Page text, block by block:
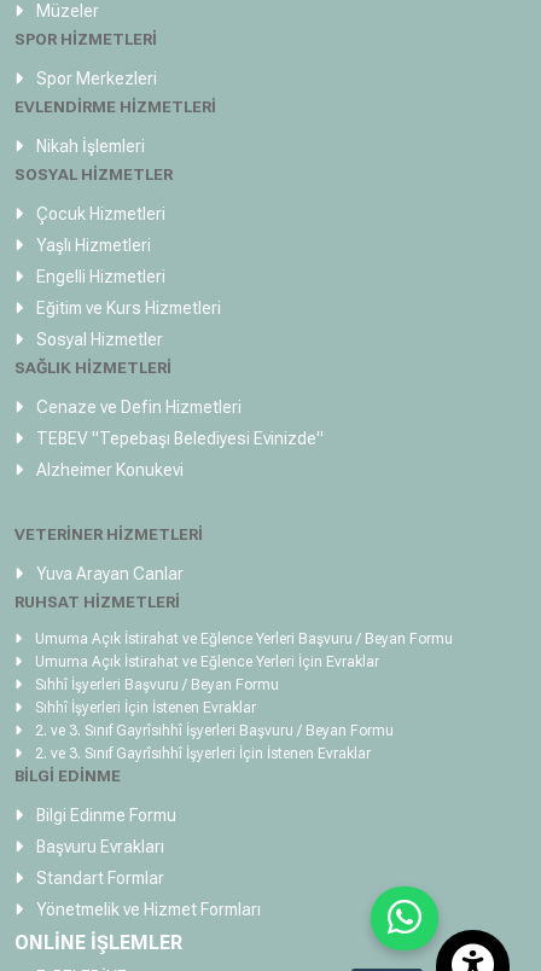
Müzeler
SPOR HİZMETLERİ
Spor Merkezleri
EVLENDİRME HİZMETLERİ
Nikah İşlemleri
SOSYAL HİZMETLER
Çocuk Hizmetleri
Yaşlı Hizmetleri
Engelli Hizmetleri
Eğitim ve Kurs Hizmetleri
Sosyal Hizmetler
SAĞLIK HİZMETLERİ
Cenaze ve Defin Hizmetleri
TEBEV "Tepebaşı Belediyesi Evinizde"
Alzheimer Konukevi
VETERİNER HİZMETLERİ
Yuva Arayan Canlar
RUHSAT HİZMETLERİ
Umuma Açık İstirahat ve Eğlence Yerleri Başvuru / Beyan Formu
Umuma Açık İstirahat ve Eğlence Yerleri İçin Evraklar
Sıhhî İşyerleri Başvuru / Beyan Formu
Sıhhî İşyerleri İçin İstenen Evraklar
2. ve 3. Sınıf Gayrîsıhhî İşyerleri Başvuru / Beyan Formu
2. ve 3. Sınıf Gayrîsıhhî İşyerleri İçin İstenen Evraklar
BİLGİ EDİNME
Bilgi Edinme Formu
Başvuru Evrakları
Standart Formlar
Yönetmelik ve Hizmet Formları
ONLİNE İŞLEMLER